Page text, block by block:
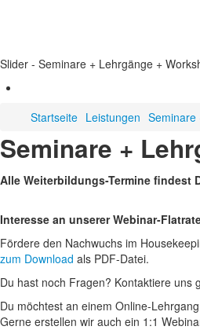
Slider - Seminare + Lehrgänge +
Startseite Leistungen Seminare
Seminare +
Alle Weiterbildungs-Termine findest
Interesse an unserer Webinar-
Fördere den Nachwuchs im
zum Download als PDF-Datei.
Du hast noch Fragen? Kontaktiere uns
Du möchtest an einem Online-
Gerne erstellen wir auch ein 1:1